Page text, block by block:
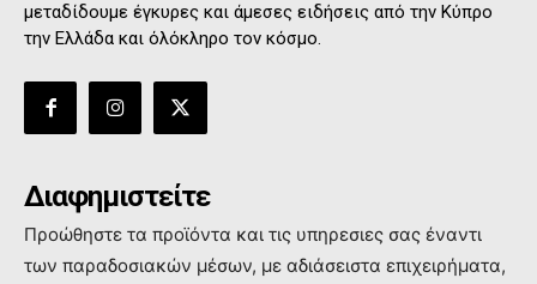
μεταδίδουμε έγκυρες και άμεσες ειδήσεις από την Κύπρο
την Ελλάδα και όλόκληρο τον κόσμο.
Διαφημιστείτε
Προώθηστε τα προϊόντα και τις υπηρεσιες σας έναντι
των παραδοσιακών μέσων, με αδιάσειστα επιχειρήματα,